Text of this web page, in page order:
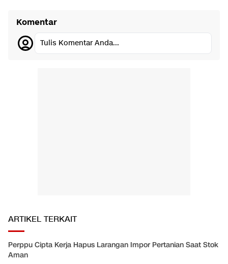
Komentar
Tulis Komentar Anda...
ARTIKEL TERKAIT
Perppu Cipta Kerja Hapus Larangan Impor Pertanian Saat Stok
Aman